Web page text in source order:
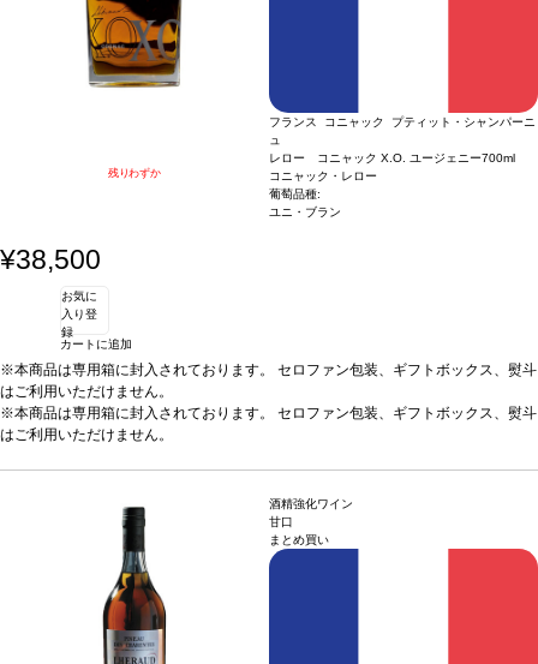
残りわずか
フランス コニャック プティット・シャンパーニ
ュ
レロー コニャック X.O. ユージェニー700ml
コニャック・レロー
葡萄品種:
ユニ・ブラン
¥38,500
お気に
入り登
録
カートに追加
※本商品は専用箱に封入されております。 セロファン包装、ギフトボックス、熨斗
はご利用いただけません。
※本商品は専用箱に封入されております。 セロファン包装、ギフトボックス、熨斗
はご利用いただけません。
酒精強化ワイン
甘口
まとめ買い